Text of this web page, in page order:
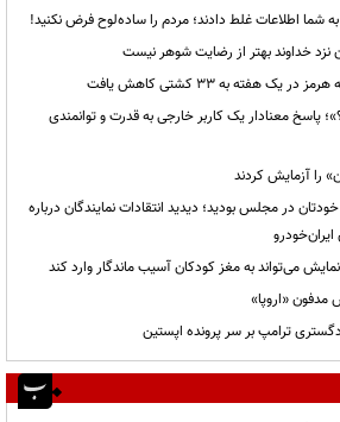
اطلاعات غلط دادند؛ مردم را ساده‌لوح فرض نکنید!
خداوند بهتر از رضایت شوهر نیست
هفته به ۳۳ کشتی کاهش یافت
پاسخ معنادار یک کاربر خارجی به قدرت و توانمندی
را آزمایش کردند
در مجلس بودید؛ دیدید انتقادات نمایندگان درباره
ایران‌خودرو
می‌تواند به مغز کودکان آسیب ماندگار وارد کند
مدفون «اروپا»
ترامپ بر سر پرونده اپستین